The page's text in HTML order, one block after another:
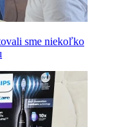
sme niekoľko